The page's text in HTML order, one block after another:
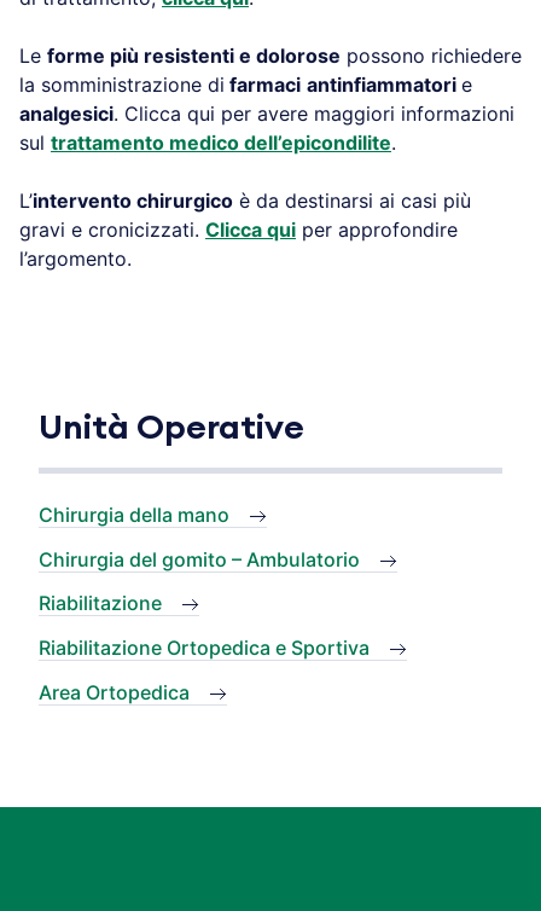
Le forme più resistenti e dolorose possono richiedere
la somministrazione di farmaci antinfiammatori e
analgesici. Clicca qui per avere maggiori informazioni
sul trattamento medico dell’epicondilite.
L’intervento chirurgico è da destinarsi ai casi più
gravi e cronicizzati. Clicca qui per approfondire
l’argomento.
Unità Operative
Chirurgia della mano
Chirurgia del gomito – Ambulatorio
Riabilitazione
Riabilitazione Ortopedica e Sportiva
Area Ortopedica